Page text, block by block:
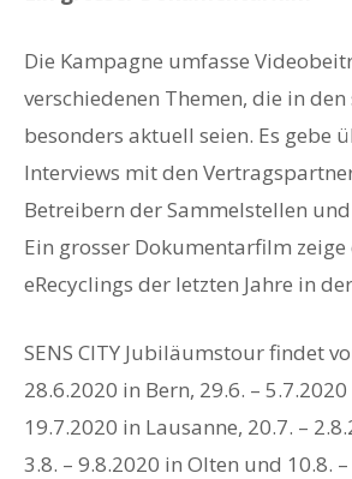
Die Kampagne umfasse
verschiedenen Themen, die in
besonders aktuell seien. Es gebe
Interviews mit den
Betreibern der Sammelstellen und
Ein grosser Dokumentarfilm zeige
eRecyclings der letzten Jahre in
SENS CITY Jubiläumstour findet
28.6.2020 in Bern, 29.6. –
19.7.2020 in Lausanne, 20.7. –
3.8. – 9.8.2020 in Olten und 10.8.